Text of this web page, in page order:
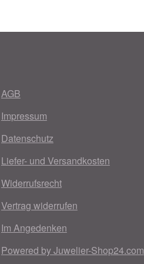
AGB
Impressum
Datenschutz
Liefer- und Versandkosten
Widerrufsrecht
Vertrag widerrufen
Im Angedenken
Powered by Juwelier-Shop24.com